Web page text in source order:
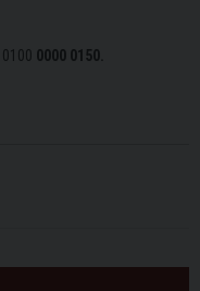
0100 0000 0150.